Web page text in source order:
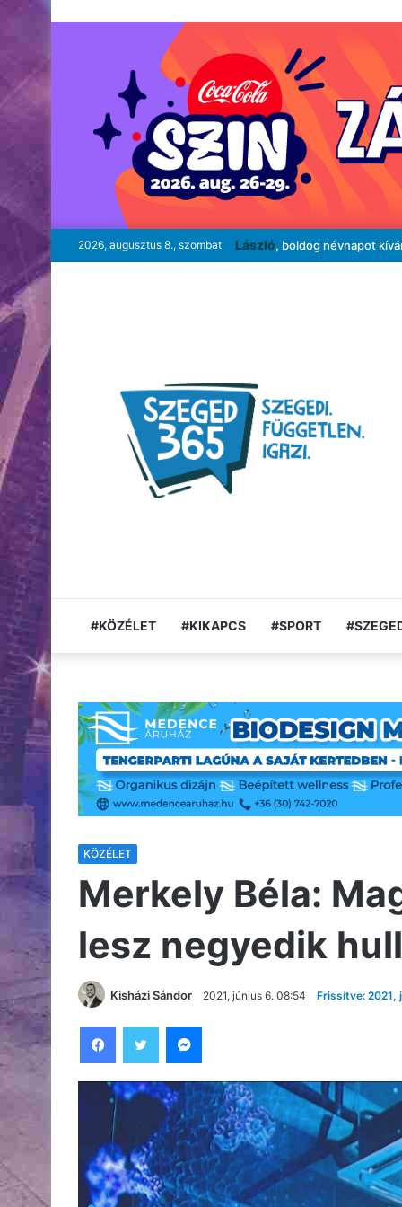
2026, augusztus 8., szombat László, boldog névnapot
#KÖZÉLET #KIKAPCS #SPORT
KÖZÉLET
Merkely Béla:
lesz negyedik
Kisházi Sándor 2021, június 6. 08:54 Frissítve: 2021,